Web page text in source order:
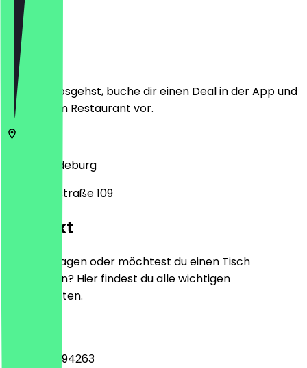
Ort
Bevor du losgehst, buche dir einen Deal in der App und
zeige ihn im Restaurant vor.
Magdeburg
Lunochodstraße 109
Kontakt
Hast du Fragen oder möchtest du einen Tisch
reservieren? Hier findest du alle wichtigen
Kontaktdaten.
+4939162094263